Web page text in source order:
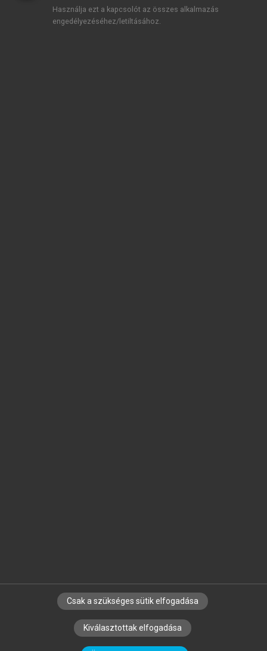
SZERZŐKNEK CÉGEKNEK KÖNYVTÁROSOKNAK
SZERKESZTÉSI ÉS LEKTORÁLÁSI ALAPELVEK
Használja ezt a kapcsolót az összes alkalmazás
engedélyezéséhez/letiltásához.
Csak a szükséges sütik elfogadása
Kiválasztottak elfogadása